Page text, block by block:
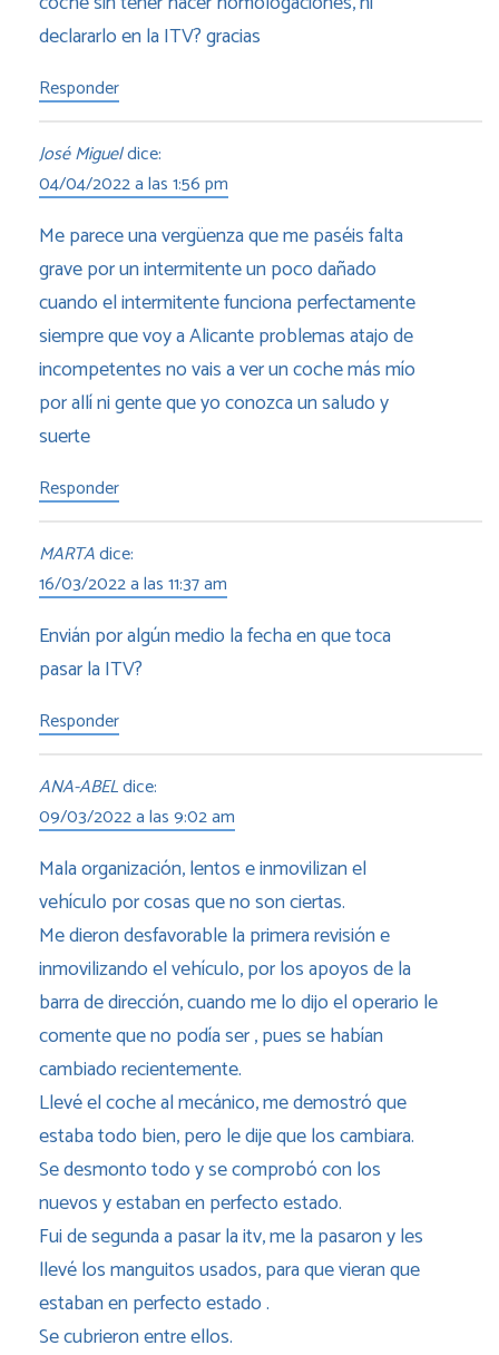
declararlo en la ITV? gracias
Responder
José Migueldice:
04/04/2022 a las 1:56 pm
Me parece una vergüenza que me paséis falta
grave por un intermitente un poco dañado
cuando el intermitente funciona perfectamente
siempre que voy a Alicante problemas atajo de
incompetentes no vais a ver un coche más mío
por allí ni gente que yo conozca un saludo y
suerte
Responder
MARTAdice:
16/03/2022 a las 11:37 am
Envián por algún medio la fecha en que toca
pasar la ITV?
Responder
ANA-ABELdice:
09/03/2022 a las 9:02 am
Mala organización, lentos e inmovilizan el
vehículo por cosas que no son ciertas.
Me dieron desfavorable la primera revisión e
inmovilizando el vehículo, por los apoyos de la
barra de dirección, cuando me lo dijo el operario le
comente que no podía ser , pues se habían
cambiado recientemente.
Llevé el coche al mecánico, me demostró que
estaba todo bien, pero le dije que los cambiara.
Se desmonto todo y se comprobó con los
nuevos y estaban en perfecto estado.
Fui de segunda a pasar la itv, me la pasaron y les
llevé los manguitos usados, para que vieran que
estaban en perfecto estado .
Se cubrieron entre ellos.